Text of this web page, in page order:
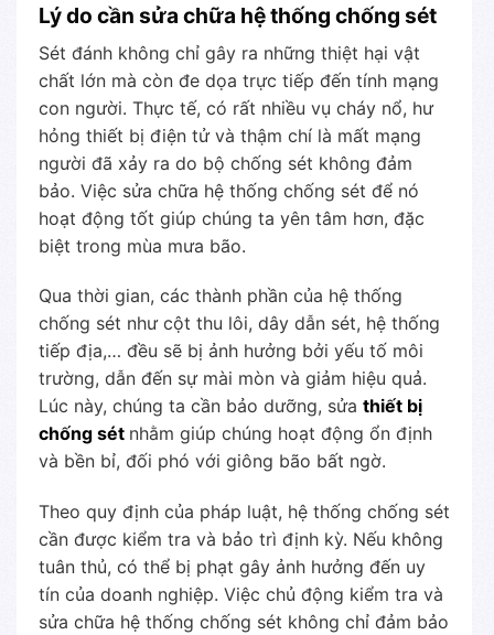
Lý do cần sửa chữa hệ thống chống sét
Sét đánh không chỉ gây ra những thiệt hại vật
chất lớn mà còn đe dọa trực tiếp đến tính mạng
con người. Thực tế, có rất nhiều vụ cháy nổ, hư
hỏng thiết bị điện tử và thậm chí là mất mạng
người đã xảy ra do bộ chống sét không đảm
bảo. Việc sửa chữa hệ thống chống sét để nó
hoạt động tốt giúp chúng ta yên tâm hơn, đặc
biệt trong mùa mưa bão.
Qua thời gian, các thành phần của hệ thống
chống sét như cột thu lôi, dây dẫn sét, hệ thống
tiếp địa,… đều sẽ bị ảnh hưởng bởi yếu tố môi
trường, dẫn đến sự mài mòn và giảm hiệu quả.
Lúc này, chúng ta cần bảo dưỡng, sửa thiết bị
chống sét nhằm giúp chúng hoạt động ổn định
và bền bỉ, đối phó với giông bão bất ngờ.
Theo quy định của pháp luật, hệ thống chống sét
cần được kiểm tra và bảo trì định kỳ. Nếu không
tuân thủ, có thể bị phạt gây ảnh hưởng đến uy
tín của doanh nghiệp. Việc chủ động kiểm tra và
sửa chữa hệ thống chống sét không chỉ đảm bảo